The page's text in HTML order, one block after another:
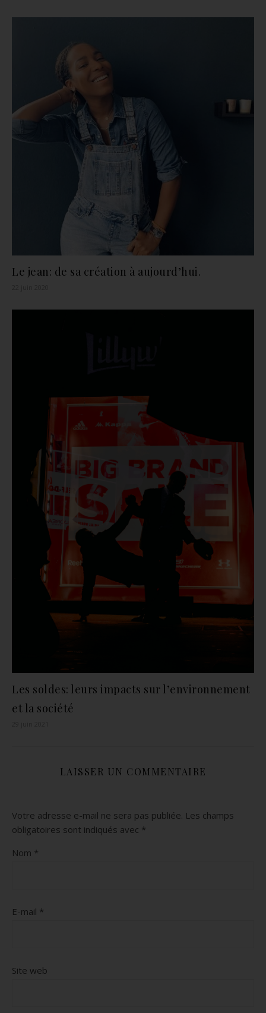
Le jean: de sa création à aujourd’hui.
Les soldes: leurs impacts sur l’environnement
et la société
LAISSER UN COMMENTAIRE
Votre adresse e-mail ne sera pas publiée. Les champs
obligatoires sont indiqués avec *
Nom *
E-mail *
Site web